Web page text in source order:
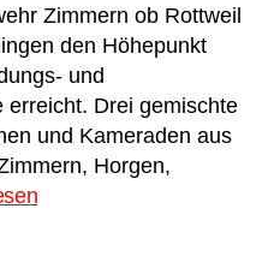
Zimmern ob Rottweil
den Höhepunkt
und
erreicht. Drei gemischte
und Kameraden aus
Horgen,